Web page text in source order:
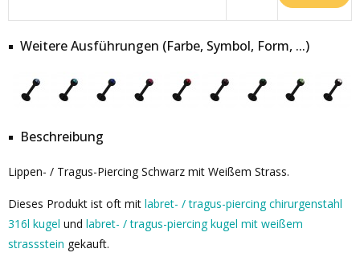
Weitere Ausführungen (Farbe, Symbol, Form, ...)
Beschreibung
Lippen- / Tragus-Piercing Schwarz mit Weißem Strass.
Dieses Produkt ist oft mit labret- / tragus-piercing chirurgenstahl
316l kugel und labret- / tragus-piercing kugel mit weißem
strassstein gekauft.